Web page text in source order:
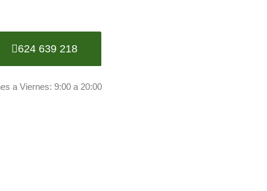
624 639 218
a Viernes: 9:00 a 20:00